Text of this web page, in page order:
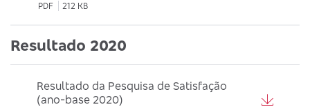
PDF 212 KB
Resultado 2020
Resultado da Pesquisa de Satisfação
(ano-base 2020)